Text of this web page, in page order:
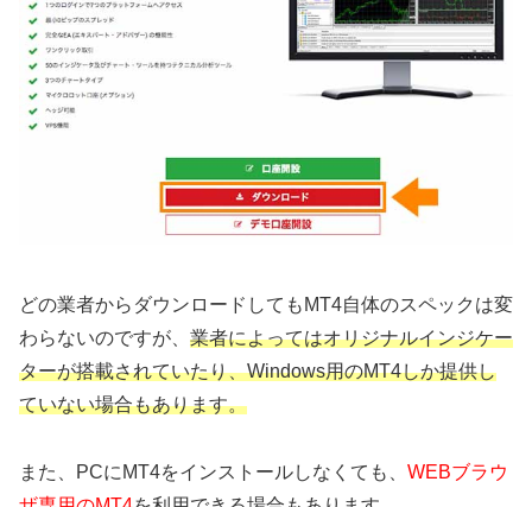
どの業者からダウンロードしてもMT4自体のスペックは変
わらないのですが、 業者によってはオリジナルインジケー
ターが搭載されていたり、Windows用のMT4しか提供し
ていない場合もあります。
また、PCにMT4をインストールしなくても、 WEBブラウ